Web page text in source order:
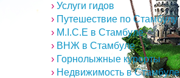
› Услуги гидов
› Путешествие по Стамбулу
› M.I.C.E в Стамбуле
› ВНЖ в Стамбуле
› Горнолыжные курорты
› Недвижимость в Стамбуле